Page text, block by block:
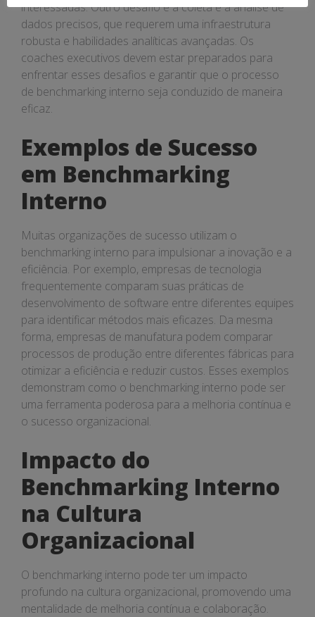
interessadas. Outro desafio é a coleta e a análise de
dados precisos, que requerem uma infraestrutura
robusta e habilidades analíticas avançadas. Os
coaches executivos devem estar preparados para
enfrentar esses desafios e garantir que o processo
de benchmarking interno seja conduzido de maneira
eficaz.
Exemplos de Sucesso
em Benchmarking
Interno
Muitas organizações de sucesso utilizam o
benchmarking interno para impulsionar a inovação e a
eficiência. Por exemplo, empresas de tecnologia
frequentemente comparam suas práticas de
desenvolvimento de software entre diferentes equipes
para identificar métodos mais eficazes. Da mesma
forma, empresas de manufatura podem comparar
processos de produção entre diferentes fábricas para
otimizar a eficiência e reduzir custos. Esses exemplos
demonstram como o benchmarking interno pode ser
uma ferramenta poderosa para a melhoria contínua e
o sucesso organizacional.
Impacto do
Benchmarking Interno
na Cultura
Organizacional
O benchmarking interno pode ter um impacto
profundo na cultura organizacional, promovendo uma
mentalidade de melhoria contínua e colaboração.